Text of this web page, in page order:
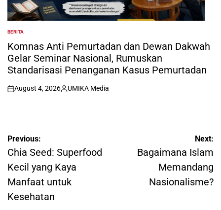
POSTED
IN
BERITA
Komnas Anti Pemurtadan dan Dewan Dakwah
Gelar Seminar Nasional, Rumuskan
Standarisasi Penanganan Kasus Pemurtadan
on
August 4, 2026
Posted
UMIKA Media
Post
navigation
Previous:
Chia Seed: Superfood
Kecil yang Kaya
Manfaat untuk
Kesehatan
Next:
Bagaimana Islam
Memandang
Nasionalisme?